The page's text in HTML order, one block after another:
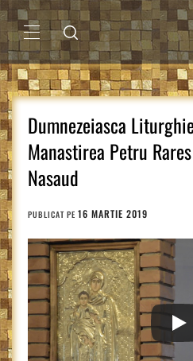
Sari
la
conținutMENIU
PRINCIPAL
Dumnezeiasca
Manastirea Petru
Nasaud
PUBLICAT PE 16 MARTIE 2019